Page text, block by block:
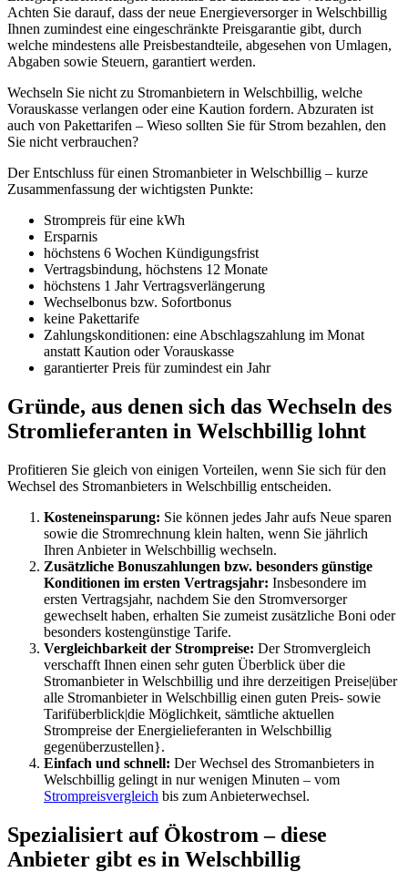
Achten Sie darauf, dass der neue Energieversorger in Welschbillig
Ihnen zumindest eine eingeschränkte Preisgarantie gibt, durch
welche mindestens alle Preisbestandteile, abgesehen von Umlagen,
Abgaben sowie Steuern, garantiert werden.
Wechseln Sie nicht zu Stromanbietern in Welschbillig, welche
Vorauskasse verlangen oder eine Kaution fordern. Abzuraten ist
auch von Pakettarifen – Wieso sollten Sie für Strom bezahlen, den
Sie nicht verbrauchen?
Der Entschluss für einen Stromanbieter in Welschbillig – kurze
Zusammenfassung der wichtigsten Punkte:
Strompreis für eine kWh
Ersparnis
höchstens 6 Wochen Kündigungsfrist
Vertragsbindung, höchstens 12 Monate
höchstens 1 Jahr Vertragsverlängerung
Wechselbonus bzw. Sofortbonus
keine Pakettarife
Zahlungskonditionen: eine Abschlagszahlung im Monat
anstatt Kaution oder Vorauskasse
garantierter Preis für zumindest ein Jahr
Gründe, aus denen sich das Wechseln des
Stromlieferanten in Welschbillig lohnt
Profitieren Sie gleich von einigen Vorteilen, wenn Sie sich für den
Wechsel des Stromanbieters in Welschbillig entscheiden.
Kosteneinsparung: Sie können jedes Jahr aufs Neue sparen
sowie die Stromrechnung klein halten, wenn Sie jährlich
Ihren Anbieter in Welschbillig wechseln.
Zusätzliche Bonuszahlungen bzw. besonders günstige
Konditionen im ersten Vertragsjahr: Insbesondere im
ersten Vertragsjahr, nachdem Sie den Stromversorger
gewechselt haben, erhalten Sie zumeist zusätzliche Boni oder
besonders kostengünstige Tarife.
Vergleichbarkeit der Strompreise: Der Stromvergleich
verschafft Ihnen einen sehr guten Überblick über die
Stromanbieter in Welschbillig und ihre derzeitigen Preise|über
alle Stromanbieter in Welschbillig einen guten Preis- sowie
Tarifüberblick|die Möglichkeit, sämtliche aktuellen
Strompreise der Energielieferanten in Welschbillig
gegenüberzustellen}.
Einfach und schnell: Der Wechsel des Stromanbieters in
Welschbillig gelingt in nur wenigen Minuten – vom
Strompreisvergleich bis zum Anbieterwechsel.
Spezialisiert auf Ökostrom – diese
Anbieter gibt es in Welschbillig